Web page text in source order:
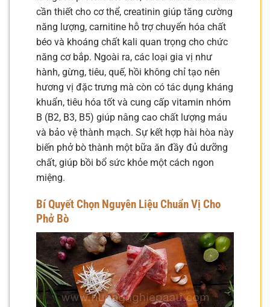
cần thiết cho cơ thể, creatinin giúp tăng cường
năng lượng, carnitine hỗ trợ chuyển hóa chất
béo và khoáng chất kali quan trọng cho chức
năng cơ bắp. Ngoài ra, các loại gia vị như
hành, gừng, tiêu, quế, hồi không chỉ tạo nên
hương vị đặc trưng mà còn có tác dụng kháng
khuẩn, tiêu hóa tốt và cung cấp vitamin nhóm
B (B2, B3, B5) giúp nâng cao chất lượng máu
và bảo vệ thành mạch. Sự kết hợp hài hòa này
biến phở bò thành một bữa ăn đầy đủ dưỡng
chất, giúp bồi bổ sức khỏe một cách ngon
miệng.
Bí Quyết Chọn Nguyên Liệu Chuẩn Vị Cho
Phở Bò